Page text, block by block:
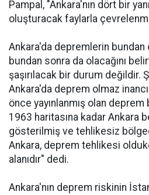
Pampal, "Ankara'nın dört bir
oluşturacak faylarla
Ankara'da depremlerin
bundan sonra da olacağını
şaşırılacak bir durum değildir.
Ankara'da deprem olmaz
önce yayınlanmış olan
1963 haritasına kadar Ankara
gösterilmiş ve tehlikesiz
Ankara, deprem tehlikesi
alanıdır" dedi.
Ankara'nın deprem riskinin